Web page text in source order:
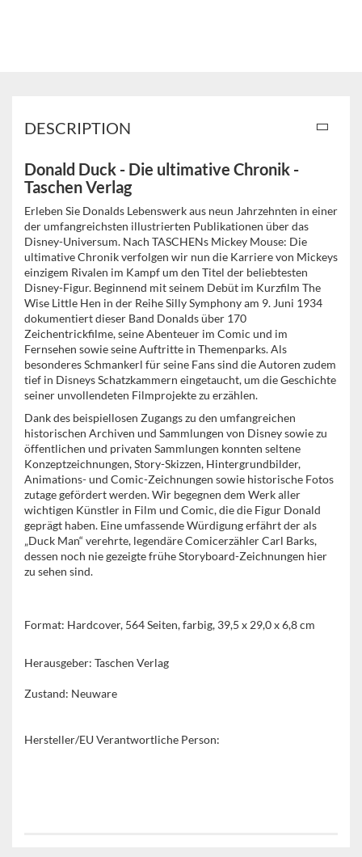
DESCRIPTION
Donald Duck - Die ultimative Chronik -
Taschen Verlag
Erleben Sie Donalds Lebenswerk aus neun Jahrzehnten in einer
der umfangreichsten illustrierten Publikationen über das
Disney-Universum. Nach TASCHENs Mickey Mouse: Die
ultimative Chronik verfolgen wir nun die Karriere von Mickeys
einzigem Rivalen im Kampf um den Titel der beliebtesten
Disney-Figur. Beginnend mit seinem Debüt im Kurzfilm The
Wise Little Hen in der Reihe Silly Symphony am 9. Juni 1934
dokumentiert dieser Band Donalds über 170
Zeichentrickfilme, seine Abenteuer im Comic und im
Fernsehen sowie seine Auftritte in Themenparks. Als
besonderes Schmankerl für seine Fans sind die Autoren zudem
tief in Disneys Schatzkammern eingetaucht, um die Geschichte
seiner unvollendeten Filmprojekte zu erzählen.
Dank des beispiellosen Zugangs zu den umfangreichen
historischen Archiven und Sammlungen von Disney sowie zu
öffentlichen und privaten Sammlungen konnten seltene
Konzeptzeichnungen, Story-Skizzen, Hintergrundbilder,
Animations- und Comic-Zeichnungen sowie historische Fotos
zutage gefördert werden. Wir begegnen dem Werk aller
wichtigen Künstler in Film und Comic, die die Figur Donald
geprägt haben. Eine umfassende Würdigung erfährt der als
„Duck Man“ verehrte, legendäre Comicerzähler Carl Barks,
dessen noch nie gezeigte frühe Storyboard-Zeichnungen hier
zu sehen sind.
Format: Hardcover, 564 Seiten, farbig, 39,5 x 29,0 x 6,8 cm
Herausgeber: Taschen Verlag
Zustand: Neuware
Hersteller/EU Verantwortliche Person: